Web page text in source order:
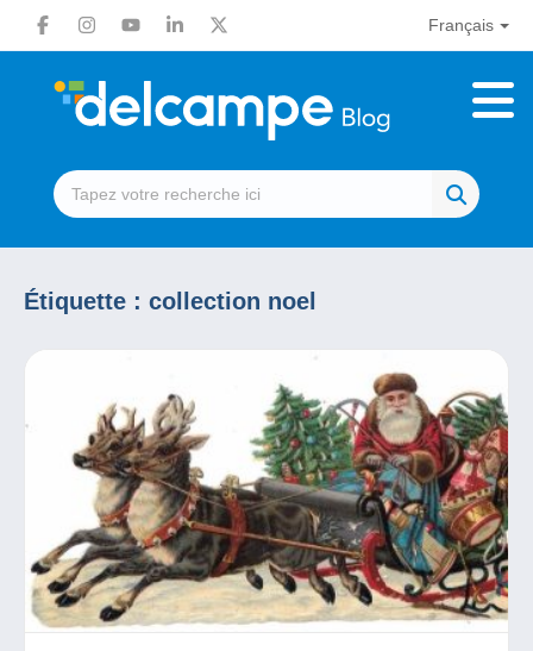
Français
Étiquette : collection noel